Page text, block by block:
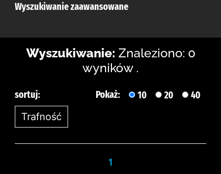
Wyszukiwanie zaawansowane
Wyszukiwanie: Znaleziono: 0
wyników .
sortuj: Pokaż: 10 20 40
1